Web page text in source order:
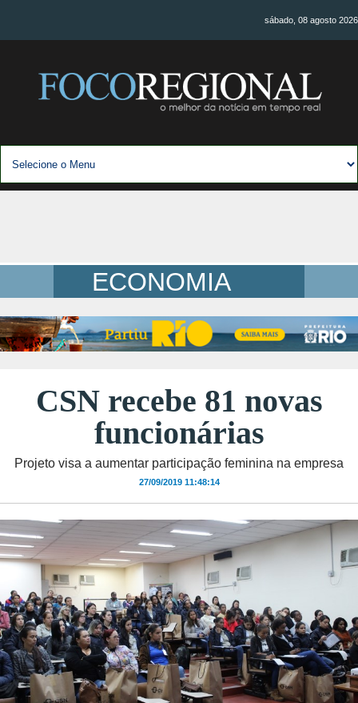
sábado, 08 agosto 2026
ECONOMIA
CSN recebe 81 novas
funcionárias
Projeto visa a aumentar participação feminina na empresa
27/09/2019 11:48:14